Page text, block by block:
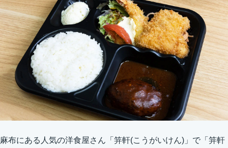
麻布にある人気の洋食屋さん「笄軒(こうがいけん)」で「笄軒